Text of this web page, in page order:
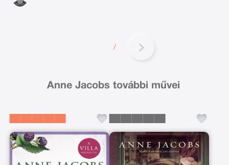
/
Anne Jacobs további művei